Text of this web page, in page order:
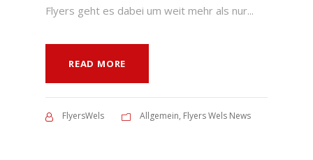
Flyers geht es dabei um weit mehr als nur...
READ MORE
FlyersWels Allgemein, Flyers Wels News